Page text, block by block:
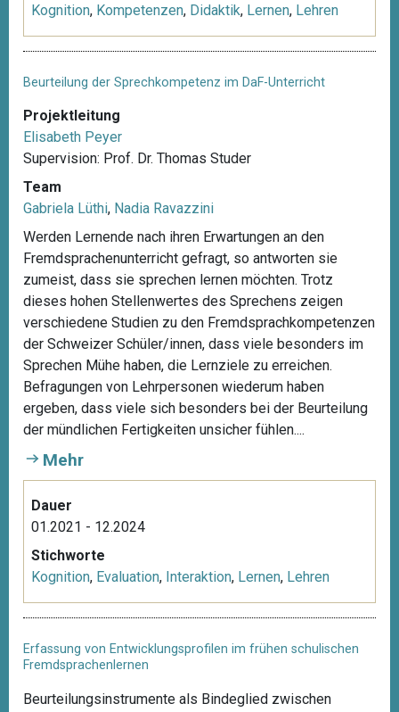
Kognition, Kompetenzen, Didaktik, Lernen, Lehren
Beurteilung der Sprechkompetenz im DaF-Unterricht
Projektleitung
Elisabeth Peyer
Supervision: Prof. Dr. Thomas Studer
Team
Gabriela Lüthi, Nadia Ravazzini
Werden Lernende nach ihren Erwartungen an den
Fremdsprachenunterricht gefragt, so antworten sie
zumeist, dass sie sprechen lernen möchten. Trotz
dieses hohen Stellenwertes des Sprechens zeigen
verschiedene Studien zu den Fremdsprachkompetenzen
der Schweizer Schüler/innen, dass viele besonders im
Sprechen Mühe haben, die Lernziele zu erreichen.
Befragungen von Lehrpersonen wiederum haben
ergeben, dass viele sich besonders bei der Beurteilung
der mündlichen Fertigkeiten unsicher fühlen....
Mehr
Dauer
01.2021 - 12.2024
Stichworte
Kognition, Evaluation, Interaktion, Lernen, Lehren
Erfassung von Entwicklungsprofilen im frühen schulischen
Fremdsprachenlernen
Beurteilungsinstrumente als Bindeglied zwischen